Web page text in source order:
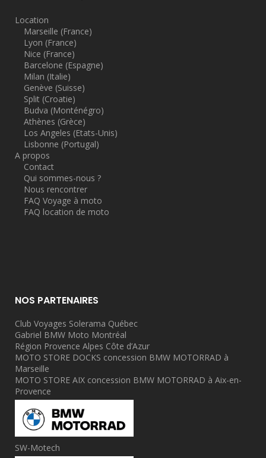
Location
Marseille (France)
Lyon (France)
Nice (France)
Barcelone (Espagne)
Milan (Italie)
Genève (Suisse)
Split (Croatie)
Budva (Monténégro)
Athènes (Grèce)
Los Angeles (Etats-Unis)
Lisbonne (Portugal)
A propos
Contact
Qui sommes-nous ?
Nous rencontrer
FAQ Voyage à moto
FAQ location de moto
NOS PARTENAIRES
Club Voyages Solerama Québec
Gabriel BMW Moto Montréal
Région Provence Alpes Côte d’Azur
MOTO STORE DOCKS concession BMW MOTORRAD à
Marseille
MOTO STORE AIX concession BMW MOTORRAD à Aix-en-
Provence
SW-Motech